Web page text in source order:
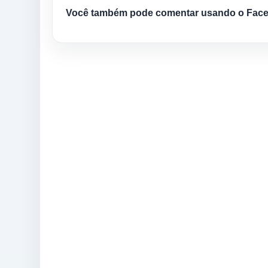
Você também pode comentar usando o